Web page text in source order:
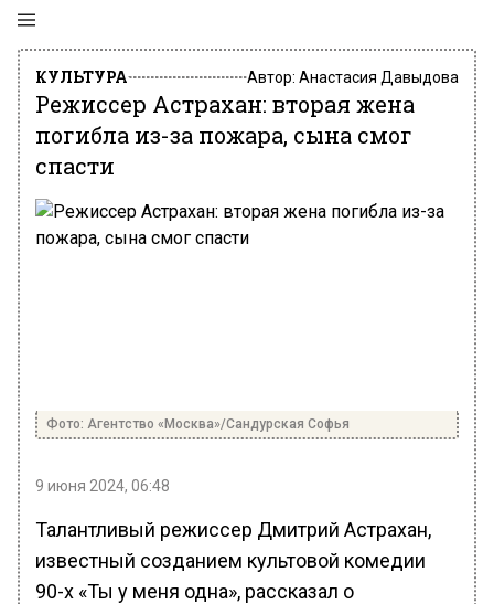
КУЛЬТУРА Автор: Анастасия Давыдова
Режиссер Астрахан: вторая жена
погибла из-за пожара, сына смог
спасти
Фото: Агентство «Москва»/Сандурская Софья
9 июня 2024, 06:48
Талантливый режиссер Дмитрий Астрахан,
известный созданием культовой комедии
90-х «Ты у меня одна», рассказал о